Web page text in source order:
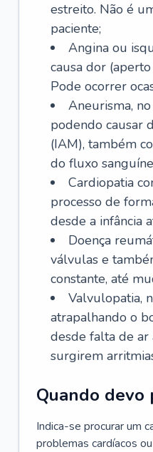
estreito. Não é
paciente;
Angina ou
causa dor
Pode ocorrer
Aneurisma,
podendo causar
(IAM), também
do fluxo
Cardiopatia
processo de
desde a infância
Doença
válvulas e
constante, até
Valvulopatia,
atrapalhando o
desde falta de ar
surgirem
Quando devo
Indica-se procurar um
problemas cardíacos